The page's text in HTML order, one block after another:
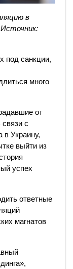
в
под санкции,
много
от
с
Украину,
выйти из
успех
ответные
магнатов